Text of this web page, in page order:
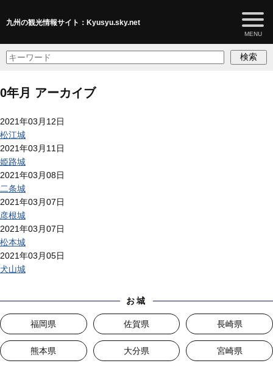
九州の観光情報サイト：Kyusyu.sky.net
検索
0年月 アーカイブ
2021年03月12日
松江城
2021年03月11日
姫路城
2021年03月08日
二条城
2021年03月07日
彦根城
2021年03月07日
松本城
2021年03月05日
犬山城
お城
福岡県 佐賀県 長崎県
熊本県 大分県 宮崎県